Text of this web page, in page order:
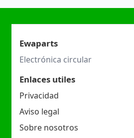
Ewaparts
Electrónica circular
Enlaces utiles
Privacidad
Aviso legal
Sobre nosotros